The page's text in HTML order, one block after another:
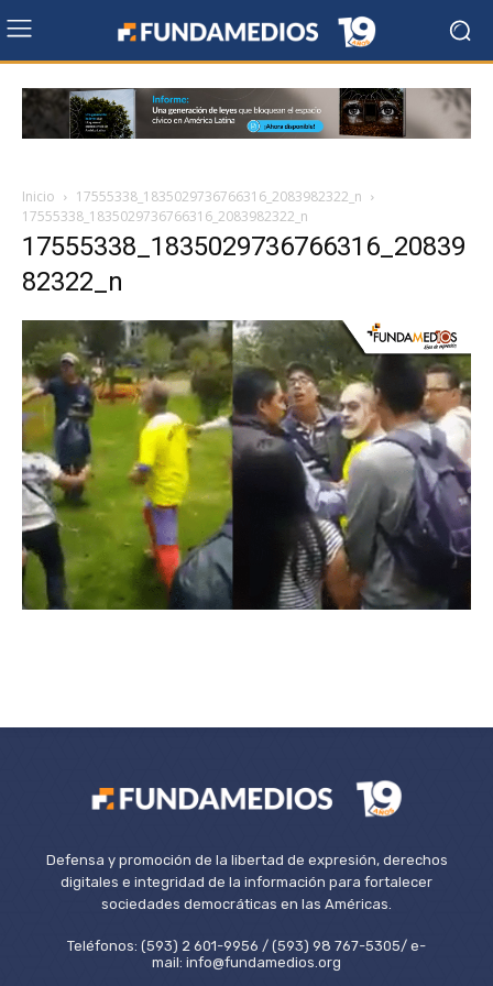
Inicio
17555338_1835029736766316_2083982322_n
17555338_1835029736766316_2083982322_n
17555338_1835029736766316_20839
82322_n
Defensa y promoción de la libertad de expresión, derechos
digitales e integridad de la información para fortalecer
sociedades democráticas en las Américas.
Teléfonos: (593) 2 601-9956 / (593) 98 767-5305/ e-
mail: info@fundamedios.org